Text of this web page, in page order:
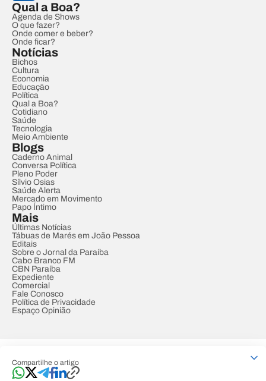
Compartilhe o artigo
Qual a Boa?
Agenda de Shows
O que fazer?
Onde comer e beber?
Onde ficar?
Notícias
Bichos
Cultura
Economia
Educação
Política
Qual a Boa?
Cotidiano
Saúde
Tecnologia
Meio Ambiente
Blogs
Caderno Animal
Conversa Política
Pleno Poder
Sílvio Osias
Saúde Alerta
Mercado em Movimento
Papo Íntimo
Mais
Últimas Notícias
Tábuas de Marés em João Pessoa
Editais
Sobre o Jornal da Paraíba
Cabo Branco FM
CBN Paraíba
Expediente
Comercial
Fale Conosco
Política de Privacidade
Espaço Opinião
Developed by Designed by